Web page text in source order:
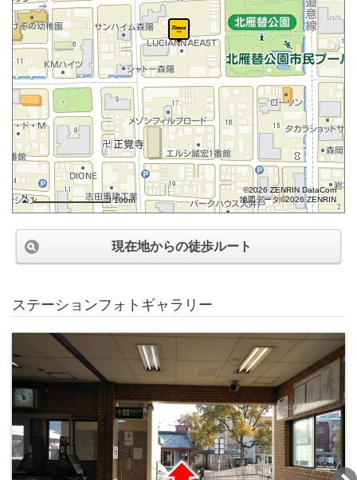
100m
©2026 ZENRIN DataCom
地図データ©2026 ZENRIN
現在地からの徒歩ルート
ステーションフォトギャラリー